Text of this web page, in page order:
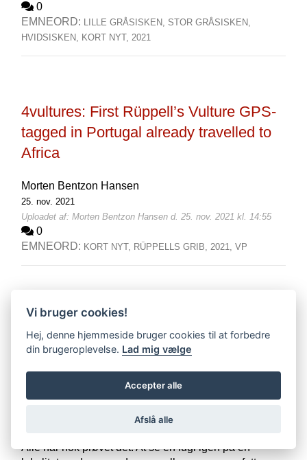
0
EMNEORD: LILLE GRÅSISKEN, STOR GRÅSISKEN,
HVIDSISKEN, KORT NYT, 2021
4vultures: First Rüppell’s Vulture GPS-
tagged in Portugal already travelled to
Africa
Morten Bentzon Hansen
25. nov. 2021
Uploadet af: Morten Bentzon Hansen d. 25. nov. 2021 kl. 14:55
0
EMNEORD: KORT NYT, RÜPPELLS GRIB, 2021, VP
The Two Bird Theory
Alle har nok prøvet det. At se en fugl igen på en
Vi bruger cookies!
Hej, denne hjemmeside bruger cookies til at forbedre
din brugeroplevelse. Lad mig vælge
Accepter alle
Afslå alle